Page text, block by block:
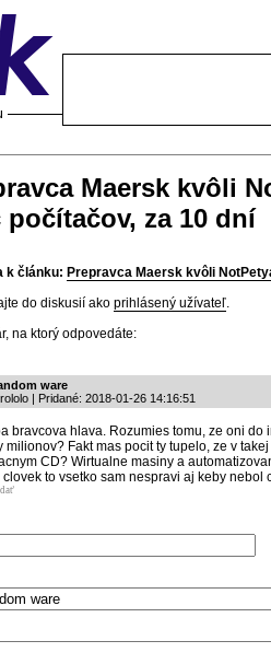
Maersk kvôli
za 10 dní
k článku: Prepravca Maersk kvôli
do diskusií ako prihlásený užívateľ.
na ktorý odpovedáte:
ware
| Pridané: 2018-01-26 14:16:51
bravcova hlava. Rozumies tomu, ze oni
milionov? Fakt mas pocit ty tupelo, ze v
CD? Wirtualne masiny a
to vsetko sam nespravi aj keby nebol